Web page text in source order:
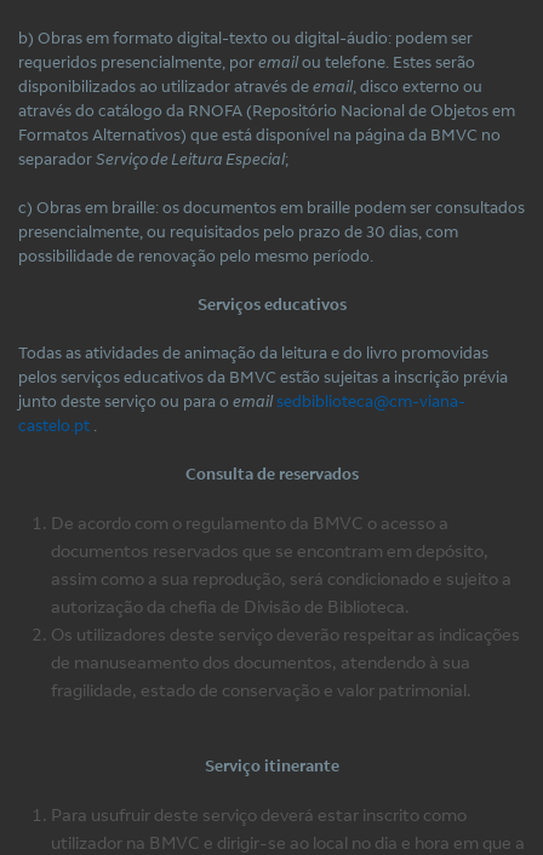
b) Obras em formato digital-texto ou digital-áudio: podem ser
requeridos presencialmente, poremailou telefone. Estes serão
disponibilizados ao utilizador através deemail, disco externo ou
através do catálogo da RNOFA (Repositório Nacional de Objetos em
Formatos Alternativos) que está disponível na página da BMVC no
separadorServiço de Leitura Especial;
c) Obras em braille: os documentos em braille podem ser consultados
presencialmente, ou requisitados pelo prazo de 30 dias, com
possibilidade de renovação pelo mesmo período.
Serviços educativos
Todas as atividades de animação da leitura e do livro promovidas
pelos serviços educativos da BMVC estão sujeitas a inscrição prévia
junto deste serviço ou para o emailsedbiblioteca@cm-viana-
castelo.pt
Consulta de reservados
De acordo com o regulamento da BMVC o acesso a
documentos reservados que se encontram em depósito,
assim como a sua reprodução, será condicionado e sujeito a
autorização da chefia de Divisão de Biblioteca.
Os utilizadores deste serviço deverão respeitar as indicações
de manuseamento dos documentos, atendendo à sua
fragilidade, estado de conservação e valor patrimonial.
Serviço itinerante
Para usufruir deste serviço deverá estar inscrito como
utilizador na BMVC e dirigir-se ao local no dia e hora em que a